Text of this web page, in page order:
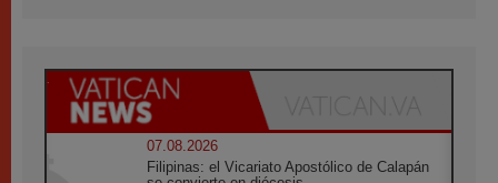
07.08.2026
Filipinas: el Vicariato Apostólico de Calapán